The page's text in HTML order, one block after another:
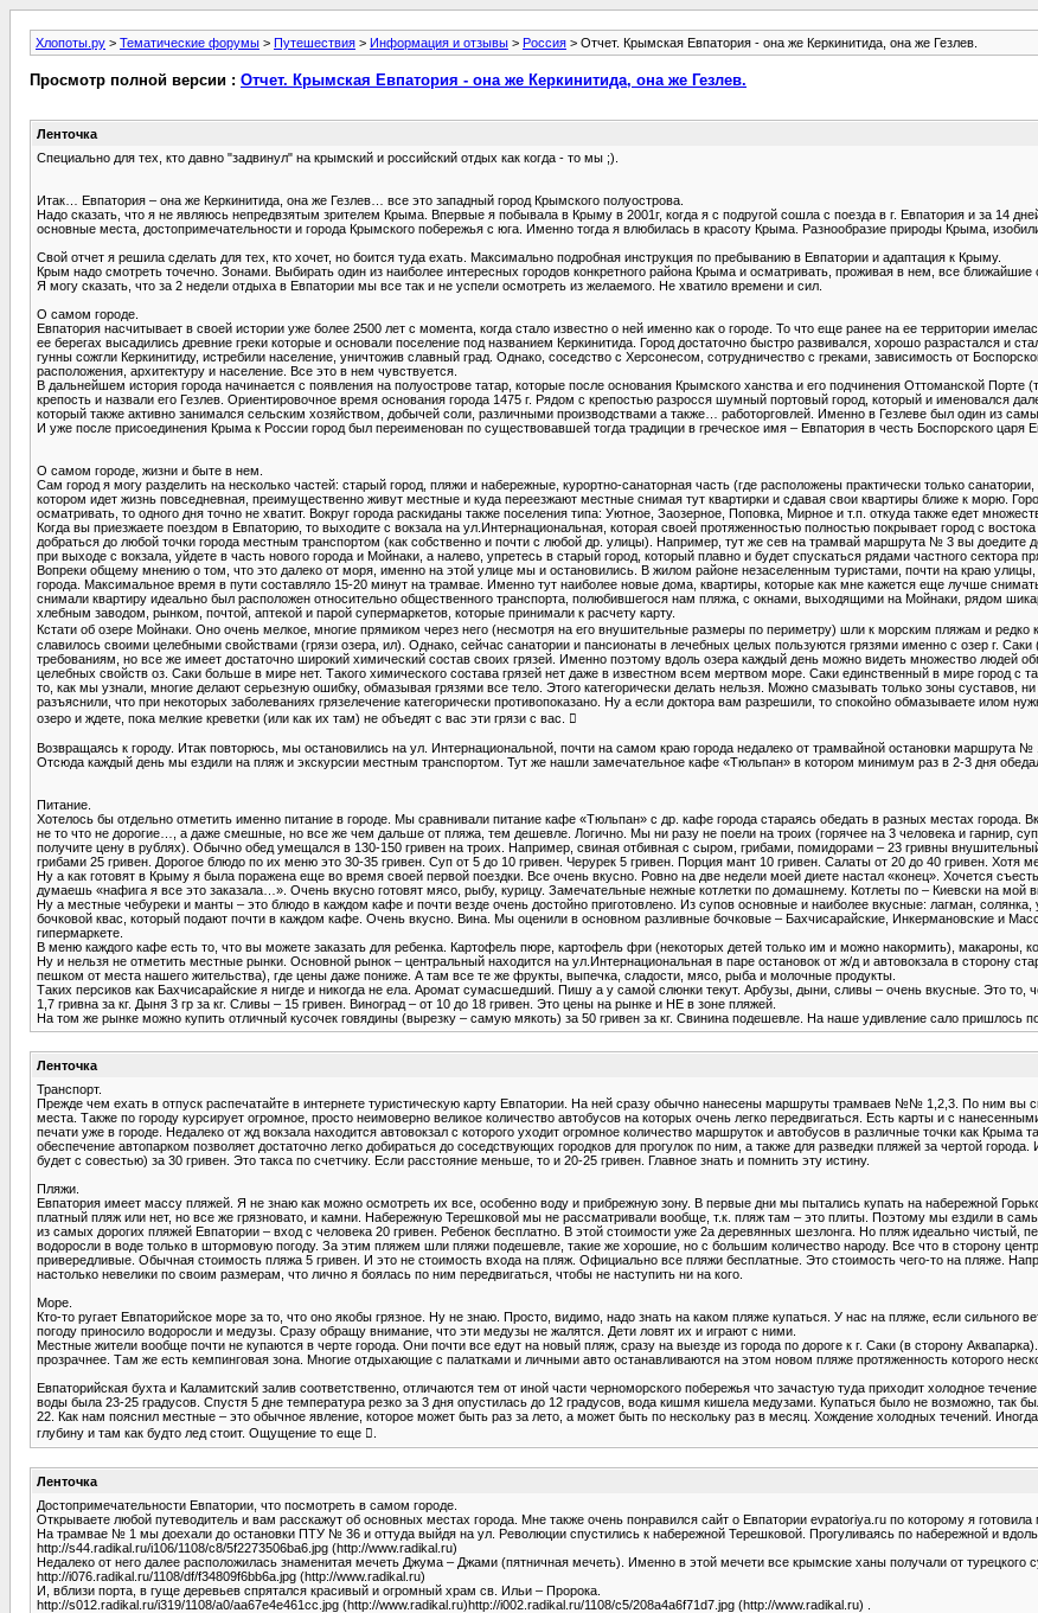
Хлопоты.ру > Тематические форумы > Путешествия > Информация и отзывы > Россия > Отчет. Крымская Евпатория - она же Керкинитида, она же Гезлев.
Просмотр полной версии : Отчет. Крымская Евпатория - она же Керкинитида, она же Гезлев.
Ленточка
Специально для тех, кто давно "задвинул" на крымский и российский отдых как когда - то мы ;).
Итак… Евпатория – она же Керкинитида, она же Гезлев… все это западный город Крымского полуострова.
Надо сказать, что я не являюсь непредвзятым зрителем Крыма. Впервые я побывала в Крыму в 2001г, когда я с подругой сошла с поезда в г. Евпатория и за 14
основные места, достопримечательности и города Крымского побережья с юга. Именно тогда я влюбилась в красоту Крыма. Разнообразие природы Крыма,
Свой отчет я решила сделать для тех, кто хочет, но боится туда ехать. Максимально подробная инструкция по пребыванию в Евпатории и адаптация к Крыму.
Крым надо смотреть точечно. Зонами. Выбирать один из наиболее интересных городов конкретного района Крыма и осматривать, проживая в нем, все ближайшие
Я могу сказать, что за 2 недели отдыха в Евпатории мы все так и не успели осмотреть из желаемого. Не хватило времени и сил.
О самом городе.
Евпатория насчитывает в своей истории уже более 2500 лет с момента, когда стало известно о ней именно как о городе. То что еще ранее на ее территории
ее берегах высадились древние греки которые и основали поселение под названием Керкинитида. Город достаточно быстро развивался, хорошо разрастался и
гунны сожгли Керкинитиду, истребили население, уничтожив славный град. Однако, соседство с Херсонесом, сотрудничество с греками, зависимость от
расположения, архитектуру и население. Все это в нем чувствуется.
В дальнейшем история города начинается с появления на полуострове татар, которые после основания Крымского ханства и его подчинения Оттоманской Порте
крепость и назвали его Гезлев. Ориентировочное время основания города 1475 г. Рядом с крепостью разросся шумный портовый город, который и именовался
который также активно занимался сельским хозяйством, добычей соли, различными производствами а также… работорговлей. Именно в Гезлеве был один из
И уже после присоединения Крыма к России город был переименован по существовавшей тогда традиции в греческое имя – Евпатория в честь Боспорского царя
О самом городе, жизни и быте в нем.
Сам город я могу разделить на несколько частей: старый город, пляжи и набережные, курортно-санаторная часть (где расположены практически только
котором идет жизнь повседневная, преимущественно живут местные и куда переезжают местные снимая тут квартирки и сдавая свои квартиры ближе к морю.
осматривать, то одного дня точно не хватит. Вокруг города раскиданы также поселения типа: Уютное, Заозерное, Поповка, Мирное и т.п. откуда также едет
Когда вы приезжаете поездом в Евпаторию, то выходите с вокзала на ул.Интернациональная, которая своей протяженностью полностью покрывает город с
добраться до любой точки города местным транспортом (как собственно и почти с любой др. улицы). Например, тут же сев на трамвай маршрута № 3 вы
при выходе с вокзала, уйдете в часть нового города и Мойнаки, а налево, упретесь в старый город, который плавно и будет спускаться рядами частного сектора
Вопреки общему мнению о том, что это далеко от моря, именно на этой улице мы и остановились. В жилом районе незаселенным туристами, почти на краю
города. Максимальное время в пути составляло 15-20 минут на трамвае. Именно тут наиболее новые дома, квартиры, которые как мне кажется еще лучше
снимали квартиру идеально был расположен относительно общественного транспорта, полюбившегося нам пляжа, с окнами, выходящими на Мойнаки, рядом
хлебным заводом, рынком, почтой, аптекой и парой супермаркетов, которые принимали к расчету карту.
Кстати об озере Мойнаки. Оно очень мелкое, многие прямиком через него (несмотря на его внушительные размеры по периметру) шли к морским пляжам и редко
славилось своими целебными свойствами (грязи озера, ил). Однако, сейчас санатории и пансионаты в лечебных целых пользуются грязями именно с озер г.
требованиям, но все же имеет достаточно широкий химический состав своих грязей. Именно поэтому вдоль озера каждый день можно видеть множество людей
целебных свойств оз. Саки больше в мире нет. Такого химического состава грязей нет даже в известном всем мертвом море. Саки единственный в мире город с
то, как мы узнали, многие делают серьезную ошибку, обмазывая грязями все тело. Этого категорически делать нельзя. Можно смазывать только зоны суставов,
разъяснили, что при некоторых заболеваниях грязелечение категорически противопоказано. Ну а если доктора вам разрешили, то спокойно обмазываете илом
озеро и ждете, пока мелкие креветки (или как их там) не объедят с вас эти грязи с вас. 
Возвращаясь к городу. Итак повторюсь, мы остановились на ул. Интернациональной, почти на самом краю города недалеко от трамвайной остановки маршрута №
Отсюда каждый день мы ездили на пляж и экскурсии местным транспортом. Тут же нашли замечательное кафе «Тюльпан» в котором минимум раз в 2-3 дня
Питание.
Хотелось бы отдельно отметить именно питание в городе. Мы сравнивали питание кафе «Тюльпан» с др. кафе города стараясь обедать в разных местах города.
не то что не дорогие…, а даже смешные, но все же чем дальше от пляжа, тем дешевле. Логично. Мы ни разу не поели на троих (горячее на 3 человека и гарнир,
получите цену в рублях). Обычно обед умещался в 130-150 гривен на троих. Например, свиная отбивная с сыром, грибами, помидорами – 23 гривны
грибами 25 гривен. Дорогое блюдо по их меню это 30-35 гривен. Суп от 5 до 10 гривен. Черурек 5 гривен. Порция мант 10 гривен. Салаты от 20 до 40 гривен. Хотя
Ну а как готовят в Крыму я была поражена еще во время своей первой поездки. Все очень вкусно. Ровно на две недели моей диете настал «конец». Хочется
думаешь «нафига я все это заказала…». Очень вкусно готовят мясо, рыбу, курицу. Замечательные нежные котлетки по домашнему. Котлеты по – Киевски на
Ну а местные чебуреки и манты – это блюдо в каждом кафе и почти везде очень достойно приготовлено. Из супов основные и наиболее вкусные: лагман,
бочковой квас, который подают почти в каждом кафе. Очень вкусно. Вина. Мы оценили в основном разливные бочковые – Бахчисарайские, Инкермановские и
гипермаркете.
В меню каждого кафе есть то, что вы можете заказать для ребенка. Картофель пюре, картофель фри (некоторых детей только им и можно накормить), макароны,
Ну и нельзя не отметить местные рынки. Основной рынок – центральный находится на ул.Интернациональная в паре остановок от ж/д и автовокзала в сторону
пешком от места нашего жительства), где цены даже пониже. А там все те же фрукты, выпечка, сладости, мясо, рыба и молочные продукты.
Таких персиков как Бахчисарайские я нигде и никогда не ела. Аромат сумасшедший. Пишу а у самой слюнки текут. Арбузы, дыни, сливы – очень вкусные. Это то,
1,7 гривна за кг. Дыня 3 гр за кг. Сливы – 15 гривен. Виноград – от 10 до 18 гривен. Это цены на рынке и НЕ в зоне пляжей.
На том же рынке можно купить отличный кусочек говядины (вырезку – самую мякоть) за 50 гривен за кг. Свинина подешевле. На наше удивление сало пришлось
Ленточка
Транспорт.
Прежде чем ехать в отпуск распечатайте в интернете туристическую карту Евпатории. На ней сразу обычно нанесены маршруты трамваев №№ 1,2,3. По ним вы
места. Также по городу курсирует огромное, просто неимоверно великое количество автобусов на которых очень легко передвигаться. Есть карты и с
печати уже в городе. Недалеко от жд вокзала находится автовокзал с которого уходит огромное количество маршруток и автобусов в различные точки как
обеспечение автопарком позволяет достаточно легко добираться до соседствующих городков для прогулок по ним, а также для разведки пляжей за чертой
будет с совестью) за 30 гривен. Это такса по счетчику. Если расстояние меньше, то и 20-25 гривен. Главное знать и помнить эту истину.
Пляжи.
Евпатория имеет массу пляжей. Я не знаю как можно осмотреть их все, особенно воду и прибрежную зону. В первые дни мы пытались купать на набережной
платный пляж или нет, но все же грязновато, и камни. Набережную Терешковой мы не рассматривали вообще, т.к. пляж там – это плиты. Поэтому мы ездили в
из самых дорогих пляжей Евпатории – вход с человека 20 гривен. Ребенок бесплатно. В этой стоимости уже 2а деревянных шезлонга. Но пляж идеально чистый,
водоросли в воде только в штормовую погоду. За этим пляжем шли пляжи подешевле, такие же хорошие, но с большим количество народу. Все что в сторону
привередливые. Обычная стоимость пляжа 5 гривен. И это не стоимость входа на пляж. Официально все пляжи бесплатные. Это стоимость чего-то на пляже.
настолько невелики по своим размерам, что лично я боялась по ним передвигаться, чтобы не наступить ни на кого.
Море.
Кто-то ругает Евпаторийское море за то, что оно якобы грязное. Ну не знаю. Просто, видимо, надо знать на каком пляже купаться. У нас на пляже, если
погоду приносило водоросли и медузы. Сразу обращу внимание, что эти медузы не жалятся. Дети ловят их и играют с ними.
Местные жители вообще почти не купаются в черте города. Они почти все едут на новый пляж, сразу на выезде из города по дороге к г. Саки (в сторону
прозрачнее. Там же есть кемпинговая зона. Многие отдыхающие с палатками и личными авто останавливаются на этом новом пляже протяженность которого
Евпаторийская бухта и Каламитский залив соответственно, отличаются тем от иной части черноморского побережья что зачастую туда приходит холодное
воды была 23-25 градусов. Спустя 5 дне температура резко за 3 дня опустилась до 12 градусов, вода кишмя кишела медузами. Купаться было не возможно, так
22. Как нам пояснил местные – это обычное явление, которое может быть раз за лето, а может быть по нескольку раз в месяц. Хождение холодных течений.
глубину и там как будто лед стоит. Ощущение то еще .
Ленточка
Достопримечательности Евпатории, что посмотреть в самом городе.
Открываете любой путеводитель и вам расскажут об основных местах города. Мне также очень понравился сайт о Евпатории evpatoriya.ru по которому я готовила
На трамвае № 1 мы доехали до остановки ПТУ № 36 и оттуда выйдя на ул. Революции спустились к набережной Терешковой. Прогуливаясь по набережной и
http://s44.radikal.ru/i106/1108/c8/5f2273506ba6.jpg (http://www.radikal.ru)
Недалеко от него далее расположилась знаменитая мечеть Джума – Джами (пятничная мечеть). Именно в этой мечети все крымские ханы получали от турецкого
http://i076.radikal.ru/1108/df/f34809f6bb6a.jpg (http://www.radikal.ru)
И, вблизи порта, в гуще деревьев спрятался красивый и огромный храм св. Ильи – Пророка.
http://s012.radikal.ru/i319/1108/a0/aa67e4e461cc.jpg (http://www.radikal.ru)http://i002.radikal.ru/1108/c5/208a4a6f71d7.jpg (http://www.radikal.ru) .